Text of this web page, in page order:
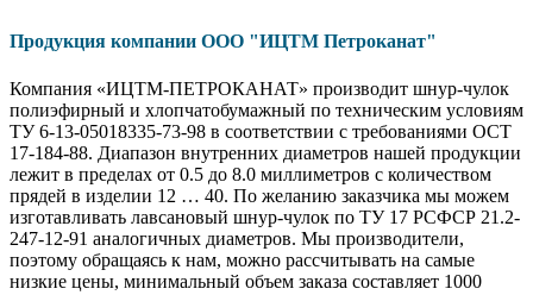
Продукция компании ООО "ИЦТМ Петроканат"
Компания «ИЦТМ-ПЕТРОКАНАТ» производит шнур-чулок
полиэфирный и хлопчатобумажный по техническим условиям
ТУ 6-13-05018335-73-98 в соответствии с требованиями ОСТ
17-184-88. Диапазон внутренних диаметров нашей продукции
лежит в пределах от 0.5 до 8.0 миллиметров с количеством
прядей в изделии 12 … 40. По желанию заказчика мы можем
изготавливать лавсановый шнур-чулок по ТУ 17 РСФСР 21.2-
247-12-91 аналогичных диаметров. Мы производители,
поэтому обращаясь к нам, можно рассчитывать на самые
низкие цены, минимальный объем заказа составляет 1000